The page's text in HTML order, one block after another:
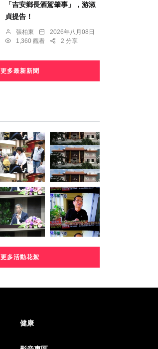
「吉安鄉長酒駕肇事」，游淑
貞提告！
張柏東
2026年八月08日
1,360 觀看
2 分享
更多最新新聞
更多活動花絮
健康